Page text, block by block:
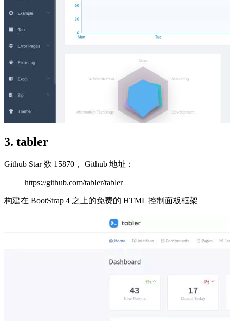
3. tabler
Github Star 数 15870， Github 地址：
https://github.com/tabler/tabler
构建在 BootStrap 4 之上的免费的 HTML 控制面板框架